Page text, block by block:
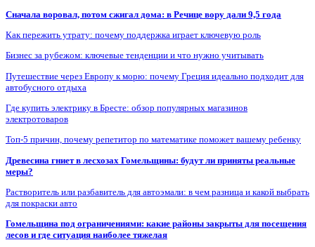
Сначала воровал, потом сжигал дома: в Речице вору дали 9,5 года
Как пережить утрату: почему поддержка играет ключевую роль
Бизнес за рубежом: ключевые тенденции и что нужно учитывать
Путешествие через Европу к морю: почему Греция идеально подходит для
автобусного отдыха
Где купить электрику в Бресте: обзор популярных магазинов
электротоваров
Топ-5 причин, почему репетитор по математике поможет вашему ребенку
Древесина гниет в лесхозах Гомельщины: будут ли приняты реальные
меры?
Растворитель или разбавитель для автоэмали: в чем разница и какой выбрать
для покраски авто
Гомельщина под ограничениями: какие районы закрыты для посещения
лесов и где ситуация наиболее тяжелая